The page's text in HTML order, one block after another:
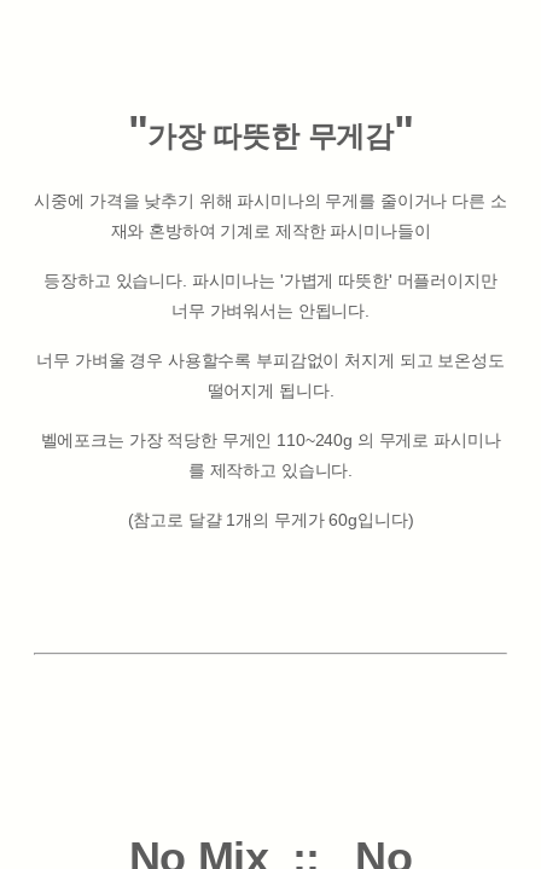
"가장 따뜻한 무게감"
시중에 가격을 낮추기 위해 파시미나의 무게를 줄이거나 다른 소
재와 혼방하여 기계로 제작한 파시미나들이
등장하고 있습니다. 파시미나는 '가볍게 따뜻한' 머플러이지만
너무 가벼워서는 안됩니다.
너무 가벼울 경우 사용할수록 부피감없이 처지게 되고 보온성도
떨어지게 됩니다.
벨에포크는 가장 적당한 무게인 110~240g 의 무게로 파시미나
를 제작하고 있습니다.
(참고로 달걀 1개의 무게가 60g입니다)
No Mix :: No